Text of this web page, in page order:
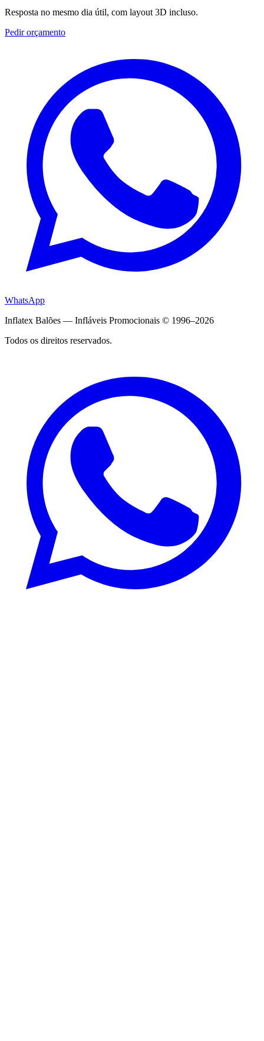
Resposta no mesmo dia útil, com layout 3D incluso.
Pedir orçamento
WhatsApp
Inflatex Balões — Infláveis Promocionais © 1996–2026
Todos os direitos reservados.